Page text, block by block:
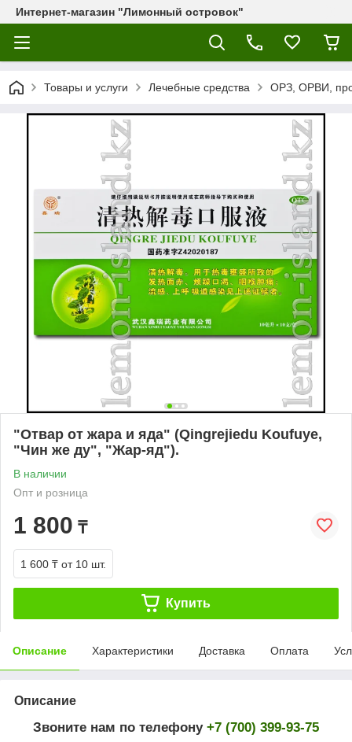
Интернет-магазин "Лимонный островок"
Товары и услуги Лечебные средства ОРЗ, ОРВИ,
"Отвар от жара и яда" (Qingrejiedu Koufuye,
"Чин же ду", "Жар-яд").
В наличии
Опт и розница
1 800 ₸
1 600 ₸ от 10 шт.
Купить
Описание Характеристики Доставка Оплата
Описание
Звоните нам по телефону +7 (700) 399-93-75